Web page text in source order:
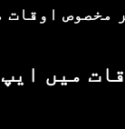
مخصوص اوقات
میں